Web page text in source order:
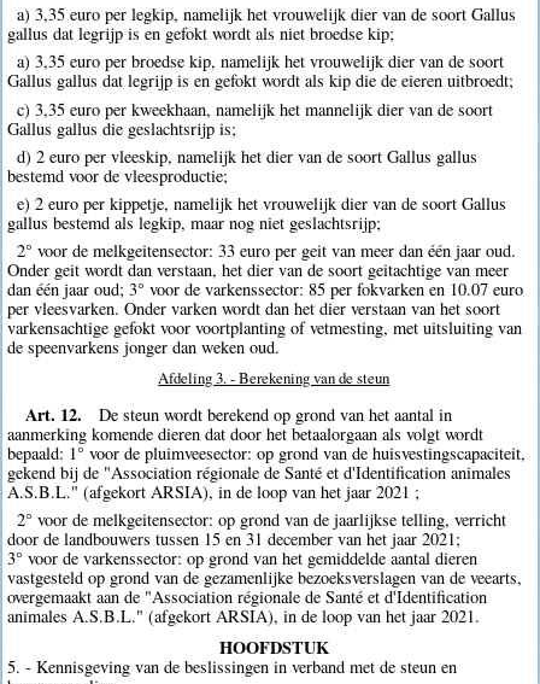
a) 3,35 euro per legkip, namelijk het vrouwelijk dier van de soort Gallus
gallus dat legrijp is en gefokt wordt als niet broedse kip;
a) 3,35 euro per broedse kip, namelijk het vrouwelijk dier van de soort
Gallus gallus dat legrijp is en gefokt wordt als kip die de eieren uitbroedt;
c) 3,35 euro per kweekhaan, namelijk het mannelijk dier van de soort
Gallus gallus die geslachtsrijp is;
d) 2 euro per vleeskip, namelijk het dier van de soort Gallus gallus
bestemd voor de vleesproductie;
e) 2 euro per kippetje, namelijk het vrouwelijk dier van de soort Gallus
gallus bestemd als legkip, maar nog niet geslachtsrijp;
2° voor de melkgeitensector: 33 euro per geit van meer dan één jaar oud.
Onder geit wordt dan verstaan, het dier van de soort geitachtige van meer
dan één jaar oud; 3° voor de varkenssector: 85 per fokvarken en 10.07 euro
per vleesvarken. Onder varken wordt dan het dier verstaan van het soort
varkensachtige gefokt voor voortplanting of vetmesting, met uitsluiting van
de speenvarkens jonger dan weken oud.
Afdeling 3. - Berekening van de steun
Art. 12.
De steun wordt berekend op grond van het aantal in
aanmerking komende dieren dat door het betaalorgaan als volgt wordt
bepaald: 1° voor de pluimveesector: op grond van de huisvestingscapaciteit,
gekend bij de "Association régionale de Santé et d'Identification animales
A.S.B.L." (afgekort ARSIA), in de loop van het jaar 2021 ;
2° voor de melkgeitensector: op grond van de jaarlijkse telling, verricht
door de landbouwers tussen 15 en 31 december van het jaar 2021;
3° voor de varkenssector: op grond van het gemiddelde aantal dieren
vastgesteld op grond van de gezamenlijke bezoeksverslagen van de veearts,
overgemaakt aan de "Association régionale de Santé et d'Identification
animales A.S.B.L." (afgekort ARSIA), in de loop van het jaar 2021.
HOOFDSTUK
5. - Kennisgeving van de beslissingen in verband met de steun en